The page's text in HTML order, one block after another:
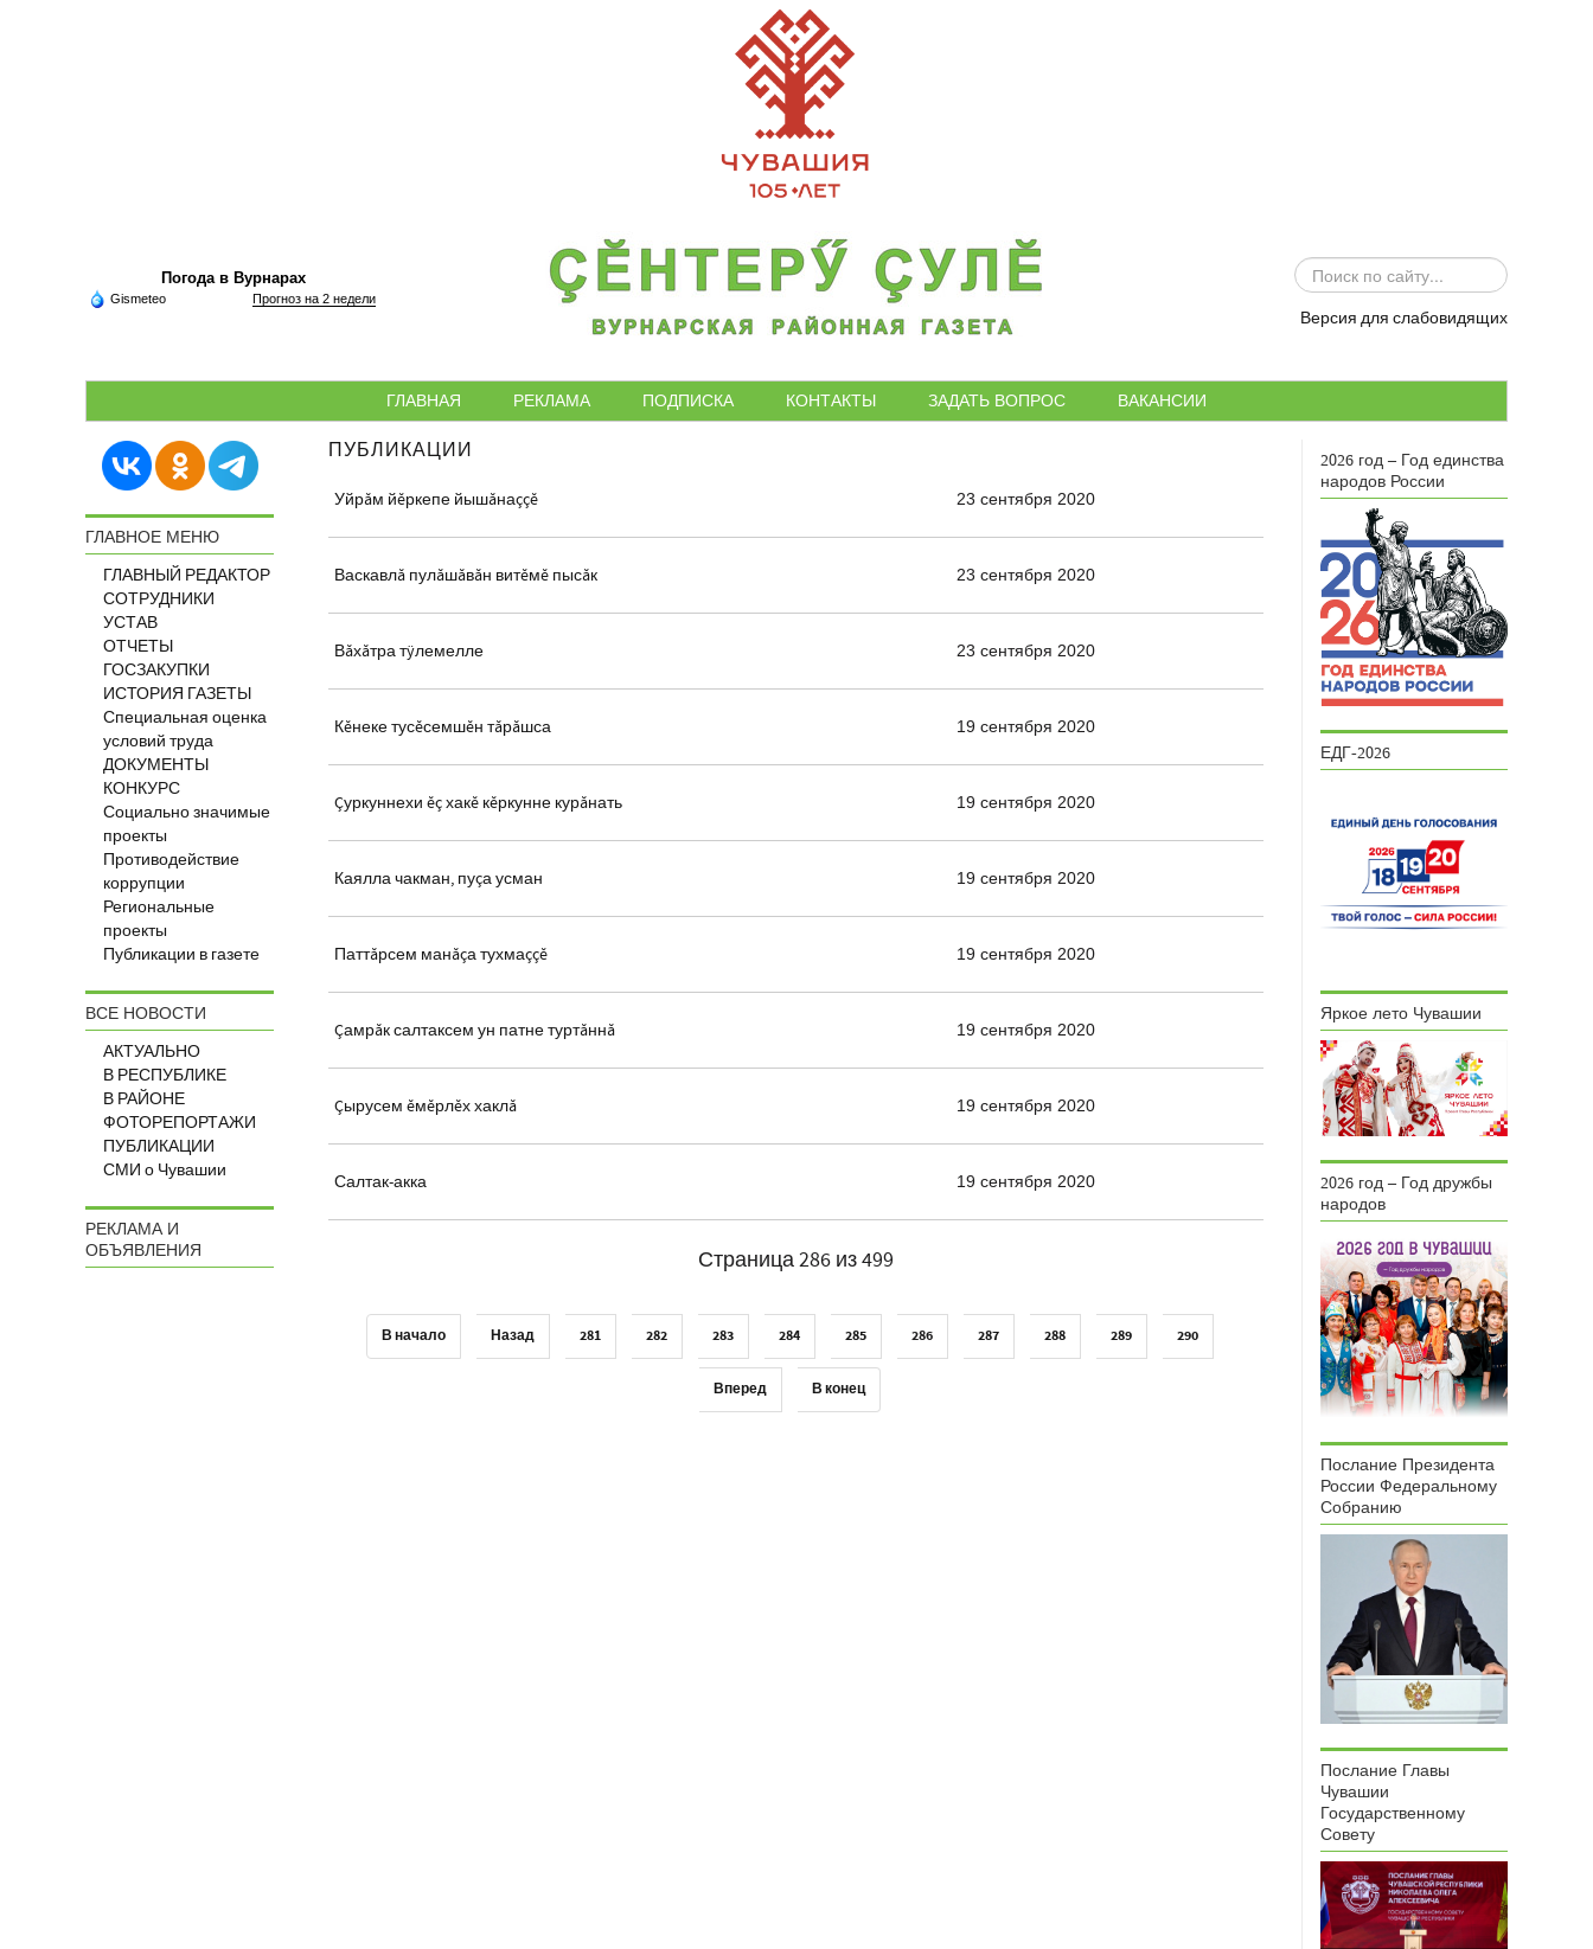
Погода в Вурнарах
Gismeteo Прогноз на 2 недели
ИСКАТЬ...
Версия для слабовидящих
ГЛАВНАЯ РЕКЛАМА ПОДПИСКА КОНТАКТЫ ЗАДАТЬ ВОПРОС ВАКАНСИИ
ГЛАВНОЕ МЕНЮ
ГЛАВНЫЙ РЕДАКТОР
СОТРУДНИКИ
УСТАВ
ОТЧЕТЫ
ГОСЗАКУПКИ
ИСТОРИЯ ГАЗЕТЫ
Специальная оценка
условий труда
ДОКУМЕНТЫ
КОНКУРС
Социально значимые
проекты
Противодействие
коррупции
Региональные
проекты
Публикации в газете
ВСЕ НОВОСТИ
АКТУАЛЬНО
В РЕСПУБЛИКЕ
В РАЙОНЕ
ФОТОРЕПОРТАЖИ
ПУБЛИКАЦИИ
СМИ о Чувашии
РЕКЛАМА И
ОБЪЯВЛЕНИЯ
ПУБЛИКАЦИИ
Уйрăм йĕркепе йышăнаççĕ 23 сентября 2020
Васкавлă пулăшăвăн витĕмĕ пысăк 23 сентября 2020
Вăхăтра тÿлемелле 23 сентября 2020
Кĕнеке тусĕсемшĕн тăрăшса 19 сентября 2020
Çуркуннехи ĕç хакĕ кĕркунне курăнать 19 сентября 2020
Каялла чакман, пуçа усман 19 сентября 2020
Паттăрсем манăçа тухмаççĕ 19 сентября 2020
Çамрăк салтаксем ун патне туртăннă 19 сентября 2020
Çырусем ĕмĕрлĕх хаклă 19 сентября 2020
Салтак-акка 19 сентября 2020
Страница 286 из 499
В начало Назад 281 282 283 284 285 286 287 288 289 290
Вперед В конец
2026 год – Год единства
народов России
ЕДГ-2026
Яркое лето Чувашии
2026 год – Год дружбы
народов
Послание Президента
России Федеральному
Собранию
Послание Главы
Чувашии
Государственному
Совету